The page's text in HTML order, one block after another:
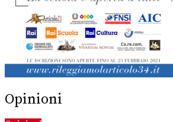
Opinioni